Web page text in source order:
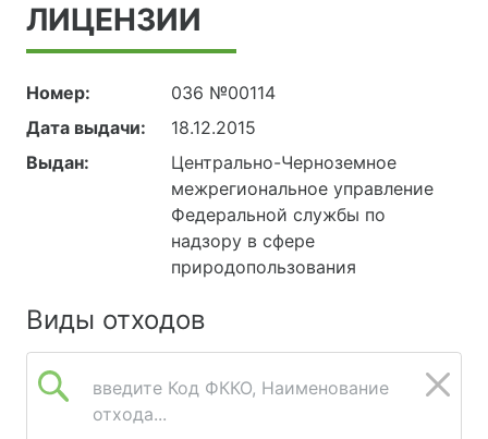
ЛИЦЕНЗИИ
Номер:
036 №00114
Дата выдачи:
18.12.2015
Выдан:
Центрально-Черноземное
межрегиональное управление
Федеральной службы по
надзору в сфере
природопользования
Виды отходов
введите Код ФККО, Наименование
отхода...